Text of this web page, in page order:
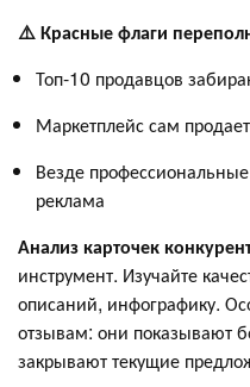
⚠️ Красные флаги
Топ-10 продавцов
Маркетплейс сам продает
Везде
реклама
Анализ карточек
инструмент. Изучайте
описаний, инфографику.
отзывам: они показывают
закрывают текущие